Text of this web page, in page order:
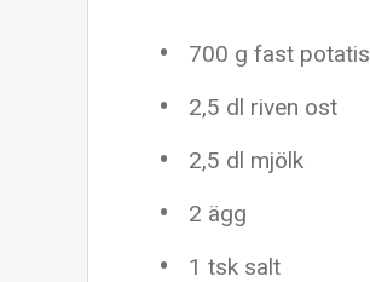
700 g fast potatis
2,5 dl riven ost
2,5 dl mjölk
2 ägg
1 tsk salt